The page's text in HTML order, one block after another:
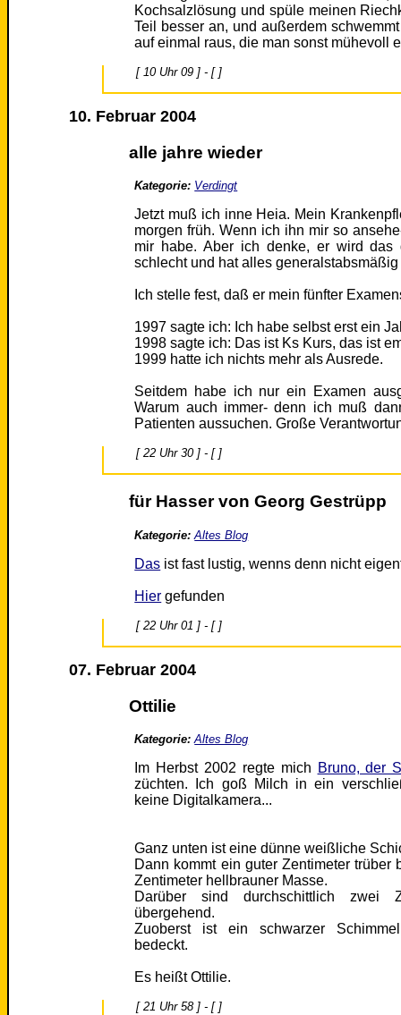
Kochsalzlösung und spüle meinen
Teil besser an, und außerdem
auf einmal raus, die man sonst mühevoll
[ 10 Uhr 09 ] - [ ]
10. Februar 2004
alle jahre wieder
Kategorie: Verdingt
Jetzt muß ich inne Heia. Mein
morgen früh. Wenn ich ihn mir so
mir habe. Aber ich denke, er wird
schlecht und hat alles
Ich stelle fest, daß er mein fünfter
1997 sagte ich: Ich habe selbst erst ein
1998 sagte ich: Das ist Ks Kurs, das ist
1999 hatte ich nichts mehr als Ausrede.
Seitdem habe ich nur ein Examen
Warum auch immer- denn ich muß
Patienten aussuchen. Große
[ 22 Uhr 30 ] - [ ]
für Hasser von Georg Gestrüpp
Kategorie: Altes Blog
Das ist fast lustig, wenns denn nicht
Hier gefunden
[ 22 Uhr 01 ] - [ ]
07. Februar 2004
Ottilie
Kategorie: Altes Blog
Im Herbst 2002 regte mich Bruno, der
züchten. Ich goß Milch in ein
keine Digitalkamera...
Ganz unten ist eine dünne weißliche
Dann kommt ein guter Zentimeter
Zentimeter hellbrauner Masse.
Darüber sind durchschittlich zwei
übergehend.
Zuoberst ist ein schwarzer
bedeckt.
Es heißt Ottilie.
[ 21 Uhr 58 ] - [ ]